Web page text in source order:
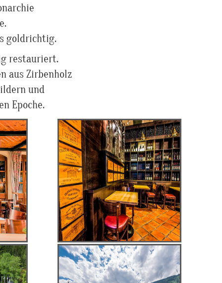
goldrichtig.
restauriert.
aus Zirbenholz
und
Epoche.
Restaurant Lutter
& Wegner
Klassiker der
österreichischen
Küche
Sonnenterrasse